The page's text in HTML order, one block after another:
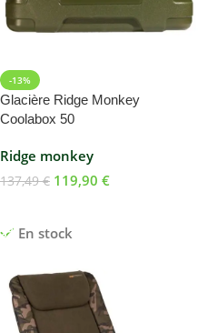
-13%
Glacière Ridge Monkey
Coolabox 50
Ridge monkey
En stock
137,49€ 119,90 €